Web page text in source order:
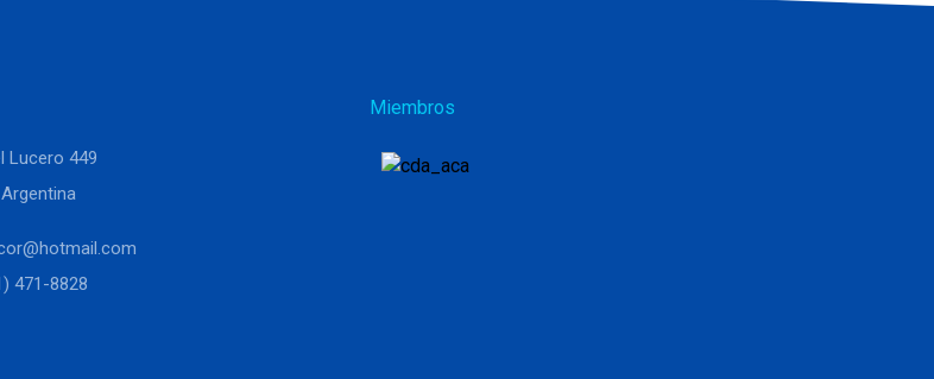
Lucero 449
471-8828
Miembros